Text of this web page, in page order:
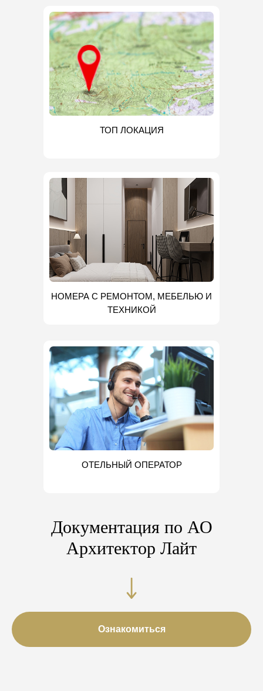
ТОП ЛОКАЦИЯ
НОМЕРА С РЕМОНТОМ, МЕБЕЛЬЮ И
ТЕХНИКОЙ
ОТЕЛЬНЫЙ ОПЕРАТОР
Документация по АО
Архитектор Лайт
Ознакомиться